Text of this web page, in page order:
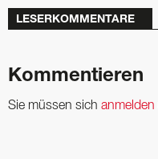
LESERKOMMENTARE
Kommentieren
Sie müssen sich anmelden